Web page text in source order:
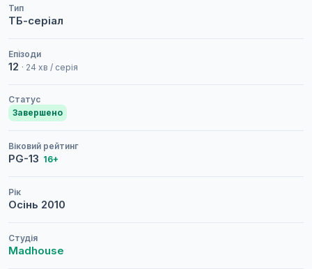
Тип
ТБ-серіал
Епізоди
12 · 24 хв / серія
Статус
Завершено
Віковий рейтинг
PG-13 16+
Рік
Осінь 2010
Студія
Madhouse